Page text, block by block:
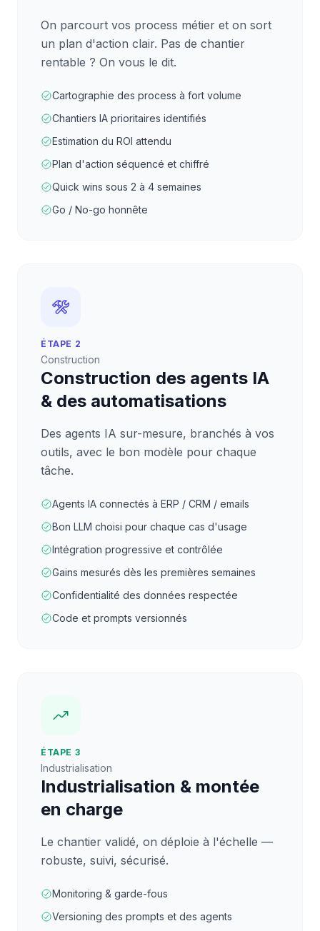
On parcourt vos process métier et on sort
un plan d'action clair. Pas de chantier
rentable ? On vous le dit.
Cartographie des process à fort volume
Chantiers IA prioritaires identifiés
Estimation du ROI attendu
Plan d'action séquencé et chiffré
Quick wins sous 2 à 4 semaines
Go / No-go honnête
ÉTAPE 2
Construction
Construction des agents IA
& des automatisations
Des agents IA sur-mesure, branchés à vos
outils, avec le bon modèle pour chaque
tâche.
Agents IA connectés à ERP / CRM / emails
Bon LLM choisi pour chaque cas d'usage
Intégration progressive et contrôlée
Gains mesurés dès les premières semaines
Confidentialité des données respectée
Code et prompts versionnés
ÉTAPE 3
Industrialisation
Industrialisation & montée
en charge
Le chantier validé, on déploie à l'échelle —
robuste, suivi, sécurisé.
Monitoring & garde-fous
Versioning des prompts et des agents